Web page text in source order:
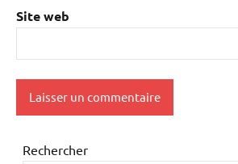
Site web
Rechercher